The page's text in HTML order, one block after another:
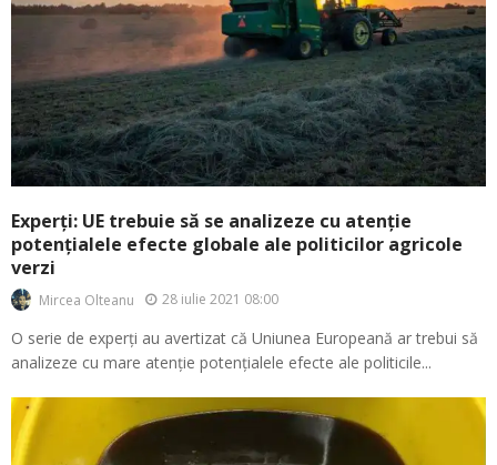
Experți: UE trebuie să se analizeze cu atenție
potențialele efecte globale ale politicilor agricole
verzi
Mircea Olteanu 28 iulie 2021 08:00
O serie de experți au avertizat că Uniunea Europeană ar trebui să
analizeze cu mare atenție potențialele efecte ale politicile...